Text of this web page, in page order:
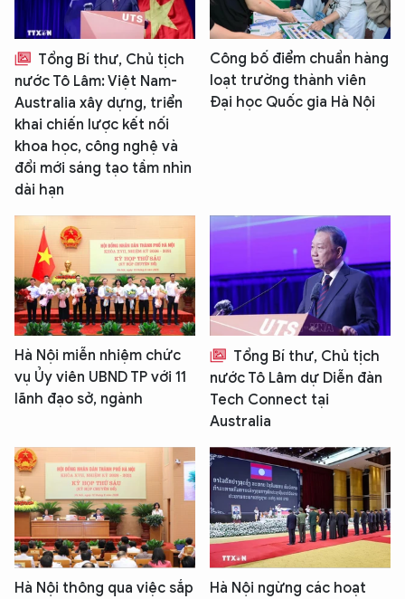
Tổng Bí thư, Chủ tịch
nước Tô Lâm: Việt Nam-
Australia xây dựng, triển
khai chiến lược kết nối
khoa học, công nghệ và
đổi mới sáng tạo tầm nhìn
dài hạn
Công bố điểm chuẩn hàng
loạt trường thành viên
Đại học Quốc gia Hà Nội
Hà Nội miễn nhiệm chức
vụ Ủy viên UBND TP với 11
lãnh đạo sở, ngành
Tổng Bí thư, Chủ tịch
nước Tô Lâm dự Diễn đàn
Tech Connect tại
Australia
Hà Nội thông qua việc sắp
Hà Nội ngừng các hoạt